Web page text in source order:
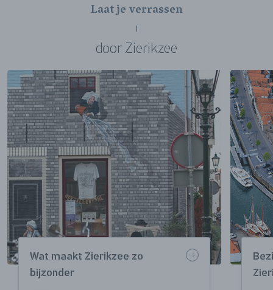
Laat je verrassen
door Zierikzee
Wat maakt Zierikzee zo
bijzonder